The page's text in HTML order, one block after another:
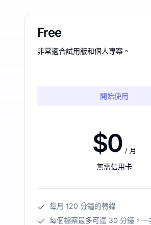
Free
非常適合試用版和個人專案。
開始使用
$0 / 月
無需信用卡
每月 120 分鐘的轉錄
每個檔案最多可達 30 分鐘。一